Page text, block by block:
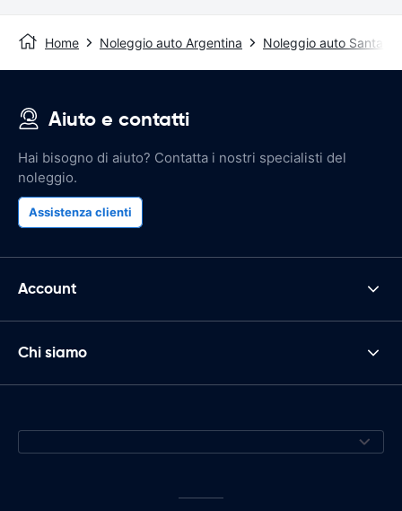
Home Noleggio auto Argentina Noleggio auto Santa Fe
Aiuto e contatti
Hai bisogno di aiuto? Contatta i nostri specialisti del
noleggio.
Assistenza clienti
Account
Chi siamo